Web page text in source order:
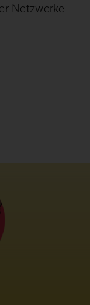
Netzwerke